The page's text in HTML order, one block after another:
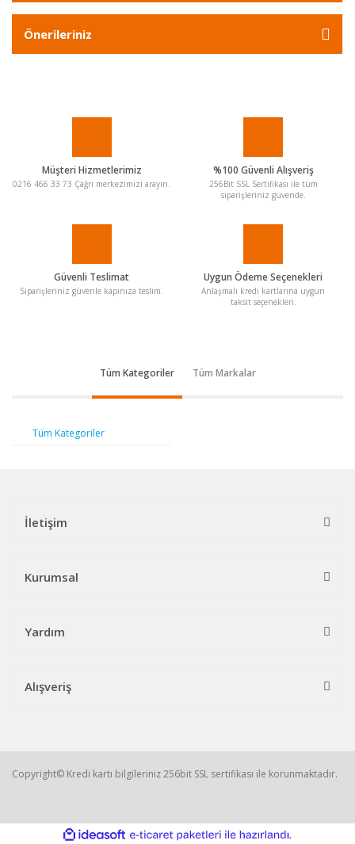
Önerileriniz
Müşteri Hizmetlerimiz
0216 466 33 73 Çağrı merkezimizi arayın.
%100 Güvenli Alışveriş
256Bit SSL Sertifikası ile tüm
siparişleriniz güvende.
Güvenli Teslimat
Siparişleriniz güvenle kapınıza teslim.
Uygun Ödeme Seçenekleri
Anlaşmalı kredi kartlarına uygun
taksit seçenekleri.
Tüm Kategoriler Tüm Markalar
Tüm Kategoriler
İletişim
Kurumsal
Yardım
Alışveriş
Copyright© Kredi kartı bilgileriniz 256bit SSL sertifikası ile korunmaktadır.
ideasoft
e-